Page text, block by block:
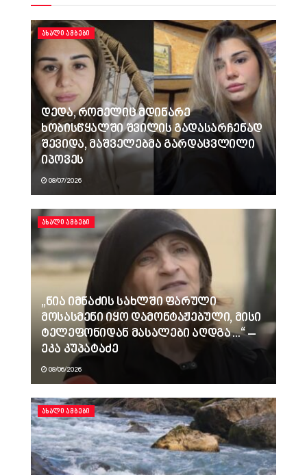
ᲐᲮᲐᲚᲘ ᲐᲛᲑᲔᲑᲘ
დედა, რომელიც მდინარე
ხობისწყალში შვილის გადასარჩენად
შევიდა, მაშველებმა გარდაცვლილი
იპოვეს
08/07/2026
ᲐᲮᲐᲚᲘ ᲐᲛᲑᲔᲑᲘ
„ნია იმნაძის სახლში ფარული
მოსასმენი იყო დამონტაჟებული, მისი
ტელეფონიდან მასალები აღდგა…“ –
ეკა კუპატაძე
08/06/2026
ᲐᲮᲐᲚᲘ ᲐᲛᲑᲔᲑᲘ